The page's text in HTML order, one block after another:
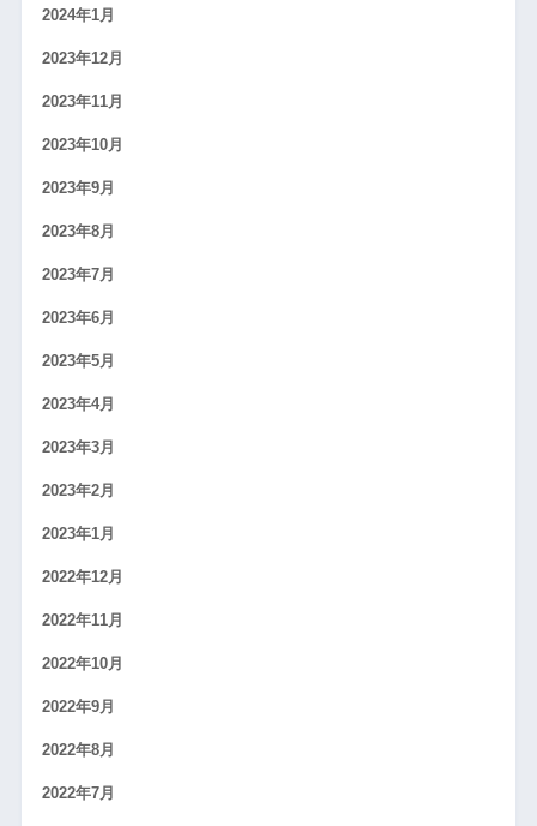
2024年1月
2023年12月
2023年11月
2023年10月
2023年9月
2023年8月
2023年7月
2023年6月
2023年5月
2023年4月
2023年3月
2023年2月
2023年1月
2022年12月
2022年11月
2022年10月
2022年9月
2022年8月
2022年7月